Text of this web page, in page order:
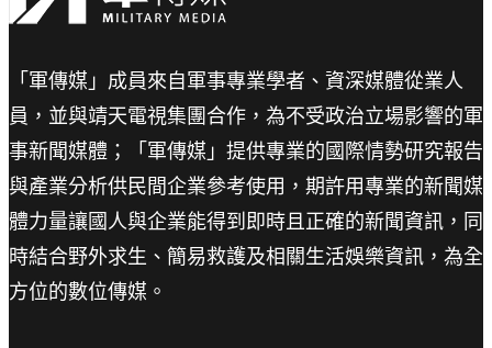
「軍傳媒」成員來自軍事專業學者、資深媒體從業人
員，並與靖天電視集團合作，為不受政治立場影響的軍
事新聞媒體；「軍傳媒」提供專業的國際情勢研究報告
與產業分析供民間企業參考使用，期許用專業的新聞媒
體力量讓國人與企業能得到即時且正確的新聞資訊，同
時結合野外求生、簡易救護及相關生活娛樂資訊，為全
方位的數位傳媒。